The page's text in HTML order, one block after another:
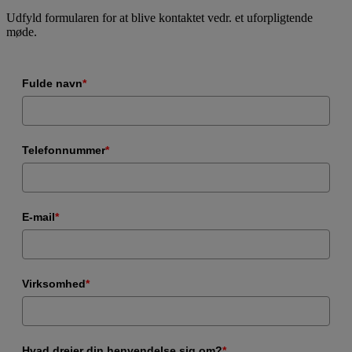
Udfyld formularen for at blive kontaktet vedr. et uforpligtende
møde.
Fulde navn*
Telefonnummer*
E-mail*
Virksomhed*